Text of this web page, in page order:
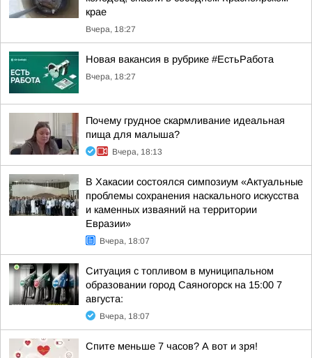
крае
Вчера, 18:27
Новая вакансия в рубрике #ЕстьРабота
Вчера, 18:27
Почему грудное скармливание идеальная
пища для малыша?
Вчера, 18:13
В Хакасии состоялся симпозиум «Актуальные
проблемы сохранения наскального искусства
и каменных изваяний на территории
Евразии»
Вчера, 18:07
Ситуация с топливом в муниципальном
образовании город Саяногорск на 15:00 7
августа:
Вчера, 18:07
Спите меньше 7 часов? А вот и зря!